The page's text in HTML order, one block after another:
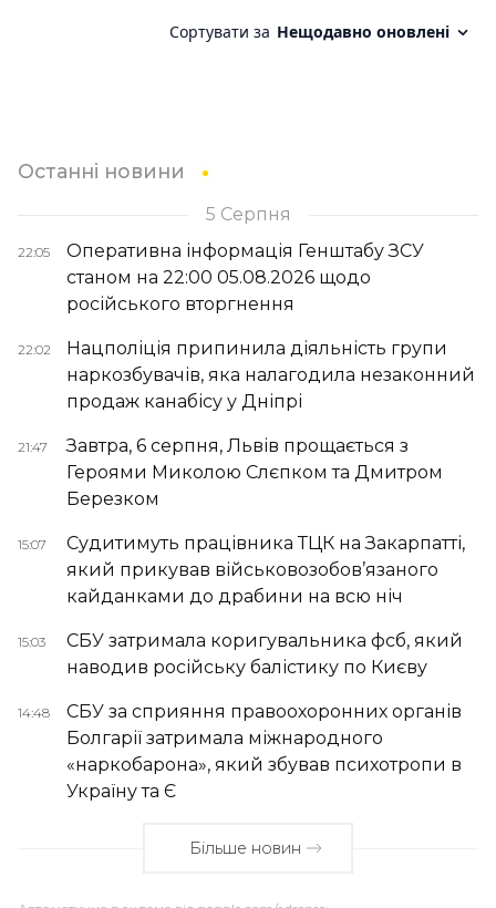
Останні новини
5 Серпня
22:05
Оперативна інформація Генштабу ЗСУ
станом на 22:00 05.08.2026 щодо
російського вторгнення
22:02
Нацполіція припинила діяльність групи
наркозбувачів, яка налагодила незаконний
продаж канабісу у Дніпрі
21:47
Завтра, 6 серпня, Львів прощається з
Героями Миколою Слєпком та Дмитром
Березком
15:07
Судитимуть працівника ТЦК на Закарпатті,
який прикував військовозобов’язаного
кайданками до драбини на всю ніч
15:03
СБУ затримала коригувальника фсб, який
наводив російську балістику по Києву
14:48
СБУ за сприяння правоохоронних органів
Болгарії затримала міжнародного
«наркобарона», який збував психотропи в
Україну та Є
Більше новин